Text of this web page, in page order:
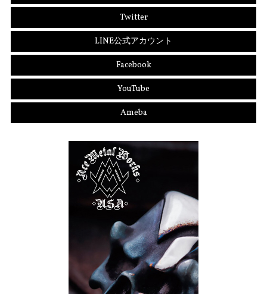
Twitter
LINE公式アカウント
Facebook
YouTube
Ameba